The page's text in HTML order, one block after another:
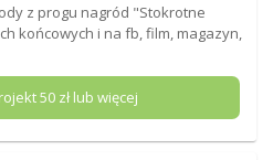
z progu nagród "Stokrotne
końcowych i na fb, film, magazyn,
50 zł lub więcej